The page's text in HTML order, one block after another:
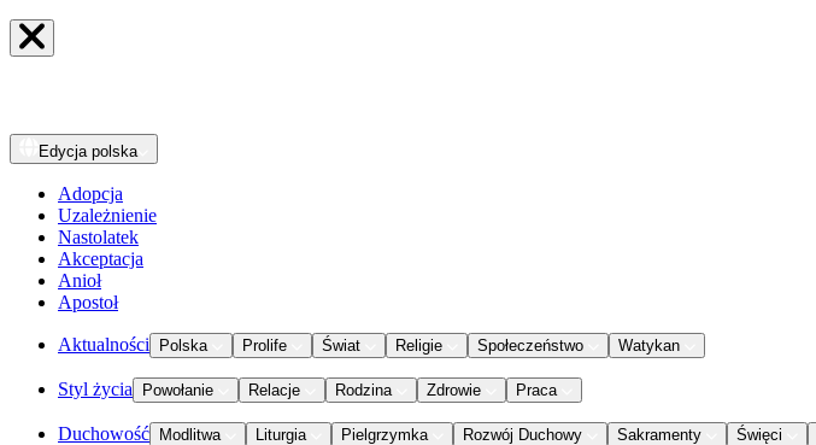
Edycja polska
Adopcja
Uzależnienie
Nastolatek
Akceptacja
Anioł
Apostoł
Aktualności Polska Prolife Świat Religie Społeczeństwo Watykan
Styl życia Powołanie Relacje Rodzina Zdrowie Praca
Duchowość Modlitwa Liturgia Pielgrzymka Rozwój Duchowy Sakramenty Święci